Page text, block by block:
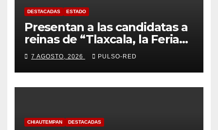
DESTACADAS ESTADO
Presentan a las candidatas a
reinas de “Tlaxcala, la Feria
de Ferias 2026: La Flor
Tlaxcalteca”
7 AGOSTO, 2026 PULSO-RED
CHIAUTEMPAN DESTACADAS